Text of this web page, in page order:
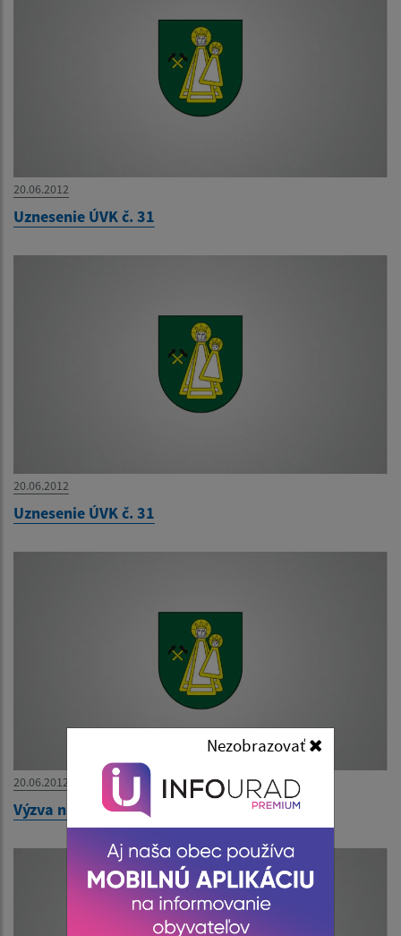
Nezobrazovať
20.06.2012
Uznesenie ÚVK č. 31
20.06.2012
Uznesenie ÚVK č. 31
20.06.2012
Výzva na predloženie ponuky